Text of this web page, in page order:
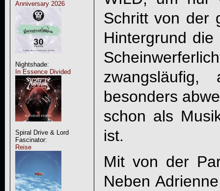
Anniversary 2026
Nightshade:
In Essence Divided
Spiral Drive & Lord
Fascinator:
Reise
Schritt von der
Hintergrund
besonders
schon als
ist.
Mit von der
Neben